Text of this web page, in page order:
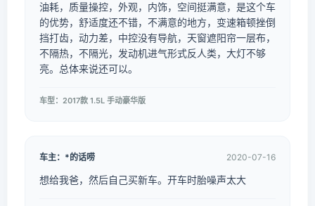
油耗，质量操控，外观，内饰，空间挺满意，是这个车
的优势，舒适度还不错，不满意的地方，变速箱顿挫倒
挡打齿，动力差，中控没有导航，天窗遮阳帘一层布，
不隔热，不隔光，发动机进气形式反人类，大灯不够
亮。总体来说还可以。
车型：2017款 1.5L 手动豪华版
车主：*的话唠 2020-07-16
想给我爸，然后自己买新车。开车时胎噪声太大